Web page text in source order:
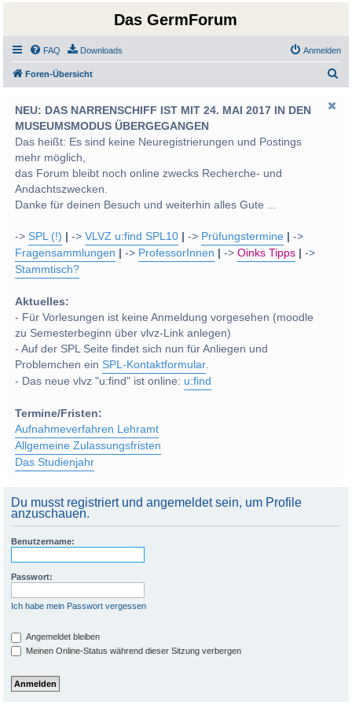
Das GermForum
FAQ Downloads Anmelden
Foren-Übersicht
NEU: DAS NARRENSCHIFF IST MIT 24. MAI 2017 IN DEN
MUSEUMSMODUS ÜBERGEGANGEN
Das heißt: Es sind keine Neuregistrierungen und Postings
mehr möglich,
das Forum bleibt noch online zwecks Recherche- und
Andachtszwecken.
Danke für deinen Besuch und weiterhin alles Gute ...
->SPL (!) ->VLVZ u:find SPL10 -> Prüfungstermine
->
Fragensammlungen
-> ProfessorInnen ->Oinks Tipps
->
Stammtisch?
Aktuelles:
- Für Vorlesungen ist keine Anmeldung vorgesehen (moodle
zu Semesterbeginn über vlvz-Link anlegen)
- Auf der SPL Seite findet sich nun für Anliegen und
Problemchen einSPL-Kontaktformular.
- Das neue vlvz "u:find" ist online: u:find
Termine/Fristen:
Aufnahmeverfahren Lehramt
Allgemeine Zulassungsfristen
Das Studienjahr
Du musst registriert und angemeldet sein, um Profile
anzuschauen.
Benutzername:
Passwort:
Ich habe mein Passwort vergessen
Angemeldet bleiben
Meinen Online-Status während dieser Sitzung verbergen